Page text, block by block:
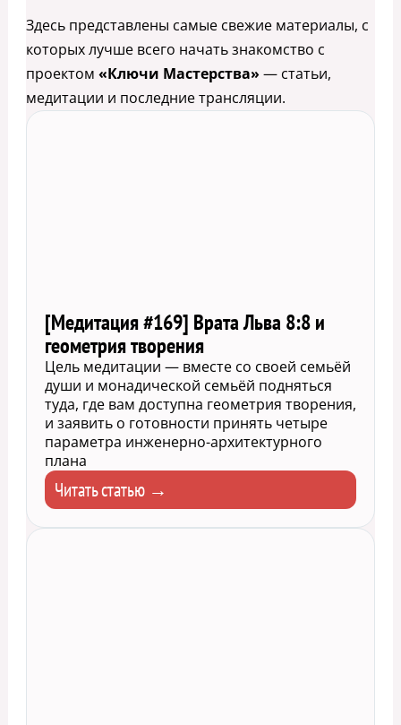
Здесь представлены самые свежие материалы, с
которых лучше всего начать знакомство с
проектом «Ключи Мастерства» — статьи,
медитации и последние трансляции.
[Медитация #169] Врата Льва 8:8 и
геометрия творения
Цель медитации — вместе со своей семьёй
души и монадической семьёй подняться
туда, где вам доступна геометрия творения,
и заявить о готовности принять четыре
параметра инженерно-архитектурного
плана
Читать статью →